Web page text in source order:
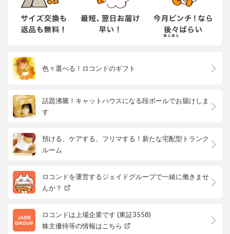
色々選べる！ロコンドのギフト
話題沸騰！キャットハウスになる段ボールでお届けしま
す
預ける、ケアする、フリマする！新たな宅配型トランク
ルーム
ロコンドを運営するジェイドグループで一緒に働きませ
んか？
ロコンドは上場企業です (東証3558)
株主優待等の情報はこちら